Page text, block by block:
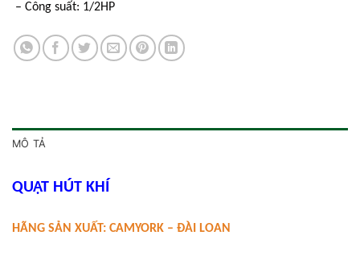
– Công suất: 1/2HP
MÔ TẢ
QUẠT HÚT KHÍ
HÃNG SẢN XUẤT: CAMYORK – ĐÀI LOAN